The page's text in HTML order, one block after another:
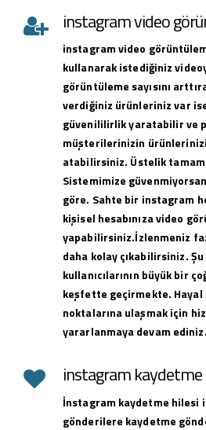
instagram video
instagramvideo
kullanarak istediğiniz
görüntüleme sayısını
verdiğiniz ürünleriniz var
güvenililirlik yaratabilir ve
müşterilerinizin ürünlerinizi
atabilirsiniz. Üstelik
Sistemimize
göre. Sahte bir instagram
kişisel hesabınıza video
yapabilirsiniz.İzlenmeniz
daha kolay çıkabilirsiniz.
kullanıcılarının büyük bir
keşfette geçirmekte. Hayal
noktalarına ulaşmak için
yararlanmaya devam ediniz.
instagram kaydetme
İnstagram kaydetme hilesi
gönderilere kaydetme